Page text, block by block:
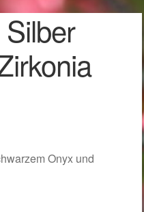
Onyx und